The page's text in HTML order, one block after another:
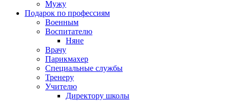
Мужу
Подарок по профессиям
Военным
Воспитателю
Няне
Врачу
Парикмахер
Специальные службы
Тренеру
Учителю
Директору школы